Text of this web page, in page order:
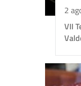
| ©
2
VII